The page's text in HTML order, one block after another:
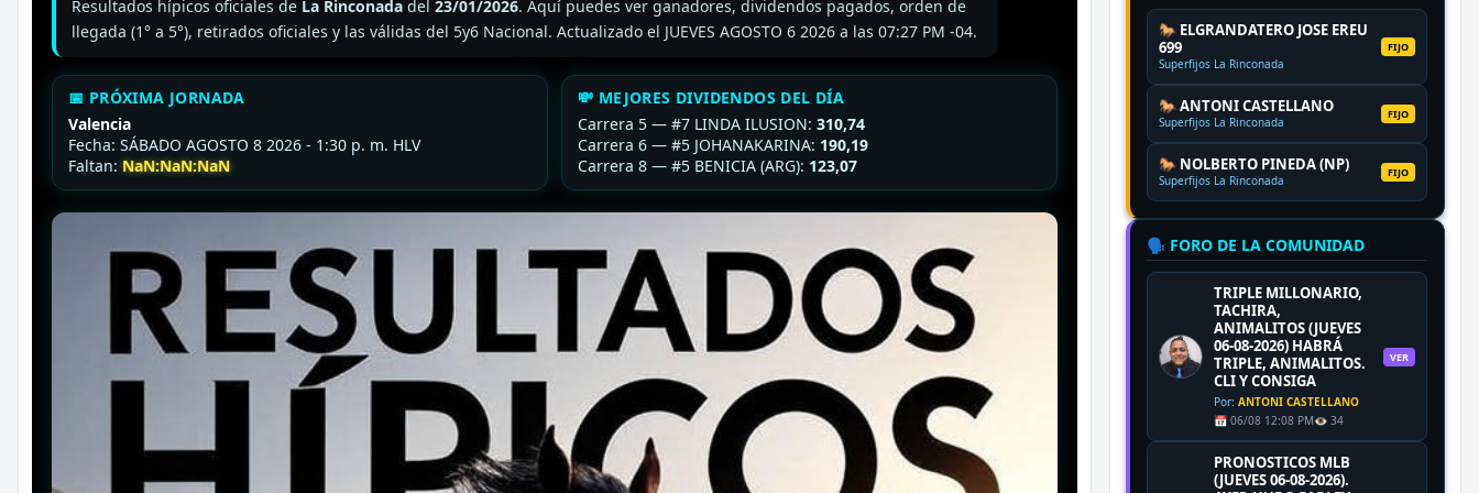
Resultados hípicos oficiales de La Rinconada del 23/01/2026. Aquí puedes ver ganadores, dividendos pagados, orden de
llegada (1° a 5°), retirados oficiales y las válidas del 5y6 Nacional. Actualizado el JUEVES AGOSTO 6 2026 a las 07:27 PM -04.
📅 PRÓXIMA JORNADA
Valencia
Fecha: SÁBADO AGOSTO 8 2026 - 1:30 p. m. HLV
Faltan: NaN:NaN:NaN
💸 MEJORES DIVIDENDOS DEL DÍA
Carrera 5 — #7 LINDA ILUSION: 310,74
Carrera 6 — #5 JOHANAKARINA: 190,19
Carrera 8 — #5 BENICIA (ARG): 123,07
🐎 ELGRANDATERO JOSE EREU
699
Superfijos La Rinconada
FIJO
🐎 ANTONI CASTELLANO
Superfijos La Rinconada
FIJO
🐎 NOLBERTO PINEDA (NP)
Superfijos La Rinconada
FIJO
🗣️ FORO DE LA COMUNIDAD
TRIPLE MILLONARIO,
TACHIRA,
ANIMALITOS (JUEVES
06-08-2026) HABRÁ
TRIPLE, ANIMALITOS.
CLI Y CONSIGA
Por: ANTONI CASTELLANO
📅 06/08 12:08 PM👁️ 34
VER
PRONOSTICOS MLB
(JUEVES 06-08-2026).